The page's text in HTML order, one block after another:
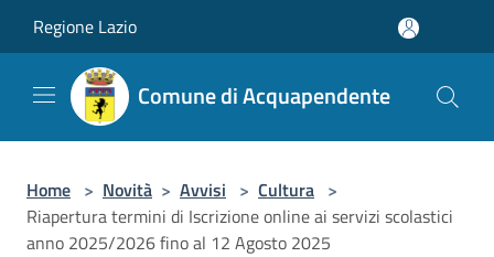
Regione Lazio
Comune di Acquapendente
Home > Novità > Avvisi > Cultura >
Riapertura termini di Iscrizione online ai servizi scolastici
anno 2025/2026 fino al 12 Agosto 2025